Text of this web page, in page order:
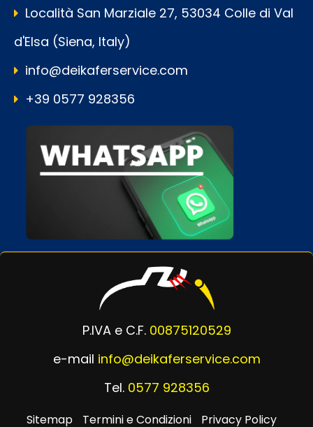
Località San Marziale 27, 53034 Colle di Val
d'Elsa (Siena, Italy)
info@deikaferservice.com
+39 0577 928356
P.IVA e C.F. 00875120529
e-mail info@deikaferservice.com
Tel. 0577 928356
Sitemap Termini e Condizioni Privacy Policy